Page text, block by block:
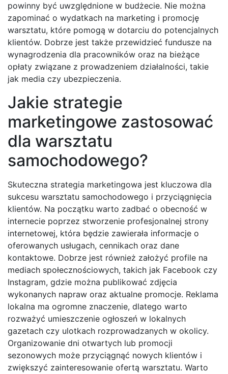
powinny być uwzględnione w budżecie. Nie można
zapominać o wydatkach na marketing i promocję
warsztatu, które pomogą w dotarciu do potencjalnych
klientów. Dobrze jest także przewidzieć fundusze na
wynagrodzenia dla pracowników oraz na bieżące
opłaty związane z prowadzeniem działalności, takie
jak media czy ubezpieczenia.
Jakie strategie
marketingowe zastosować
dla warsztatu
samochodowego?
Skuteczna strategia marketingowa jest kluczowa dla
sukcesu warsztatu samochodowego i przyciągnięcia
klientów. Na początku warto zadbać o obecność w
internecie poprzez stworzenie profesjonalnej strony
internetowej, która będzie zawierała informacje o
oferowanych usługach, cennikach oraz dane
kontaktowe. Dobrze jest również założyć profile na
mediach społecznościowych, takich jak Facebook czy
Instagram, gdzie można publikować zdjęcia
wykonanych napraw oraz aktualne promocje. Reklama
lokalna ma ogromne znaczenie, dlatego warto
rozważyć umieszczenie ogłoszeń w lokalnych
gazetach czy ulotkach rozprowadzanych w okolicy.
Organizowanie dni otwartych lub promocji
sezonowych może przyciągnąć nowych klientów i
zwiększyć zainteresowanie ofertą warsztatu. Warto